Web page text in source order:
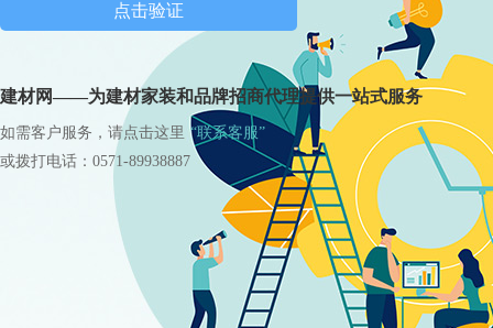
点击验证
建材网——为建材家装和品牌招商代理提供一站式服务
如需客户服务，请点击这里 “联系客服”
或拨打电话：0571-89938887